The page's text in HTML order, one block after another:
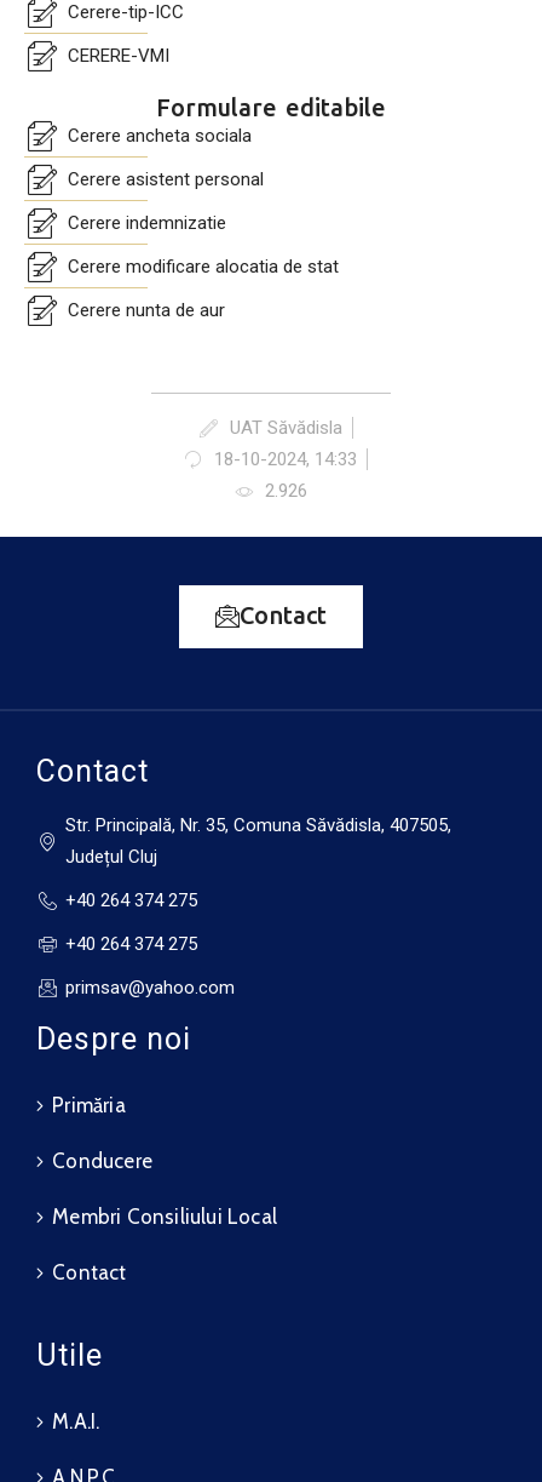
Cerere-tip-ICC
CERERE-VMI
Formulare editabile
Cerere ancheta sociala
Cerere asistent personal
Cerere indemnizatie
Cerere modificare alocatia de stat
Cerere nunta de aur
UAT Săvădisla
18-10-2024, 14:33
2.926
Contact
Contact
Str. Principală, Nr. 35, Comuna Săvădisla, 407505,
Județul Cluj
+40 264 374 275
+40 264 374 275
primsav@yahoo.com
Despre noi
Primăria
Conducere
Membri Consiliului Local
Contact
Utile
M.A.I.
A.N.P.C.